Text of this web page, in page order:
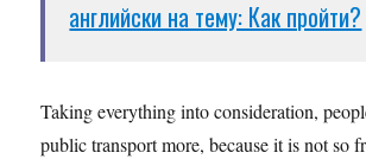
английски на тему: Как пройти?
Taking everything into consideration,
public transport more, because it is not so